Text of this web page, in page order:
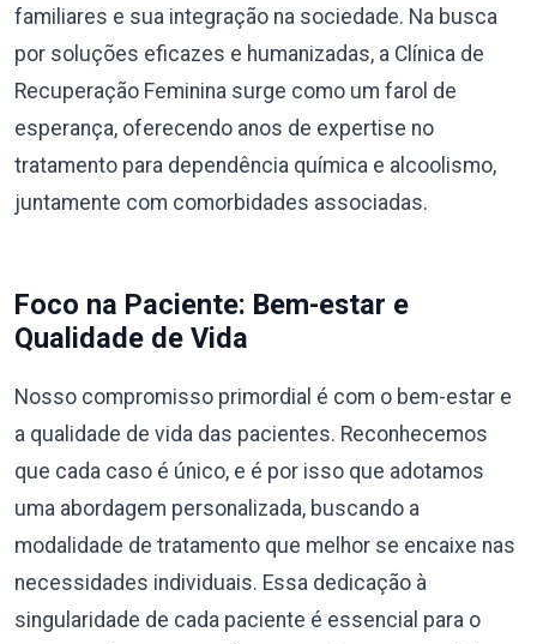
familiares e sua integração na sociedade. Na busca
por soluções eficazes e humanizadas, a Clínica de
Recuperação Feminina surge como um farol de
esperança, oferecendo anos de expertise no
tratamento para dependência química e alcoolismo,
juntamente com comorbidades associadas.
Foco na Paciente: Bem-estar e
Qualidade de Vida
Nosso compromisso primordial é com o bem-estar e
a qualidade de vida das pacientes. Reconhecemos
que cada caso é único, e é por isso que adotamos
uma abordagem personalizada, buscando a
modalidade de tratamento que melhor se encaixe nas
necessidades individuais. Essa dedicação à
singularidade de cada paciente é essencial para o